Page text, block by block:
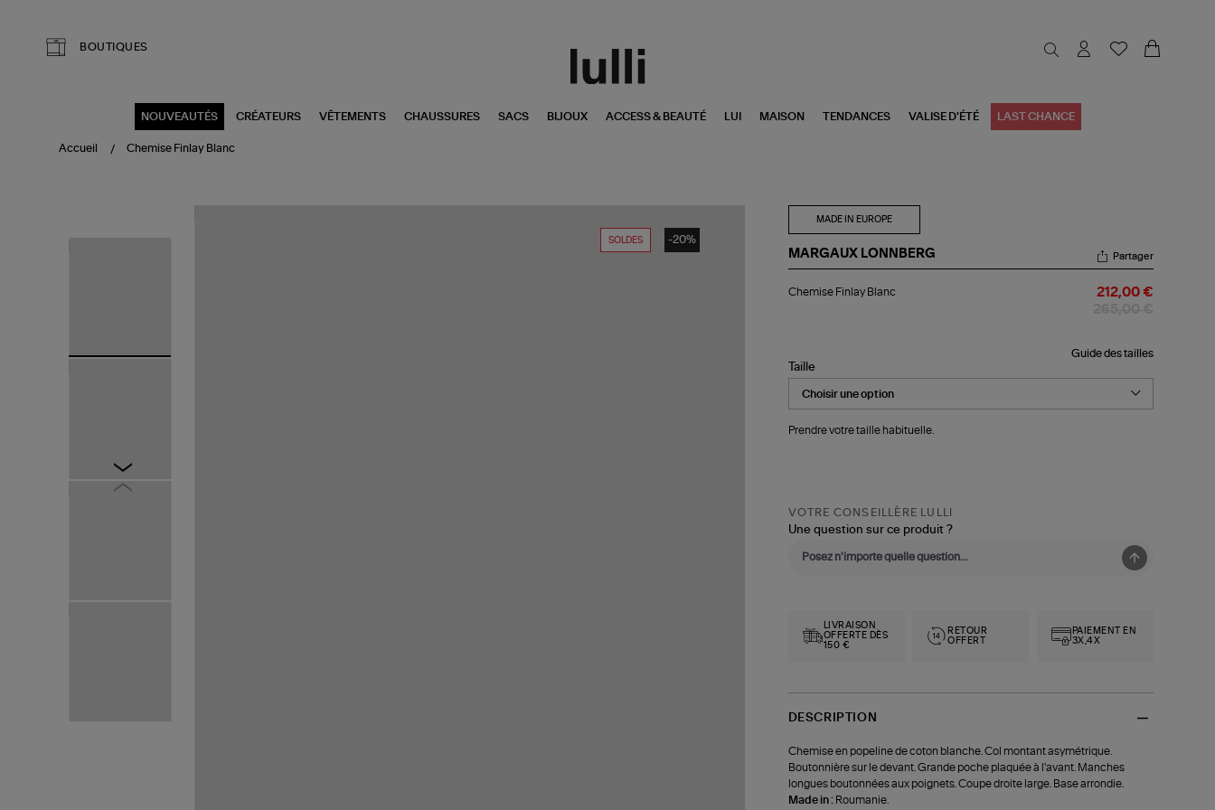
BOUTIQUES
NOUVEAUTÉS CRÉATEURS VÊTEMENTS CHAUSSURES SACS BIJOUX ACCESS & BEAUTÉ LUI MAISON TENDANCES VALISE D'ÉTÉ LAST CHANCE
Accueil Chemise Finlay Blanc
SOLDES -20%
MADE IN EUROPE
MARGAUX LONNBERG
Finlay
Partager
Chemise Finlay Blanc 212,00 €
Guide des tailles
Taille
Prendre votre taille habituelle.
VOTRE CONSEILLÈRE LULLI
Une question sur ce produit ?
LIVRAISON
OFFERTE DÈS
150 €
RETOUR
OFFERT
PAIEMENT EN
3X,4X
DESCRIPTION
Chemise en popeline de coton blanche. Col montant asymétrique.
Boutonnière sur le devant. Grande poche plaquée à l'avant. Manches
longues boutonnées aux poignets. Coupe droite large. Base arrondie.
Made in : Roumanie.